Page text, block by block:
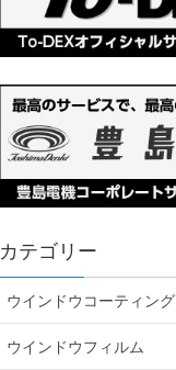
カテゴリー
ウインドウコーティング
ウインドウフィルム